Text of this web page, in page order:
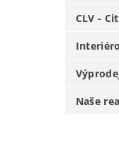
CLV -
Naše